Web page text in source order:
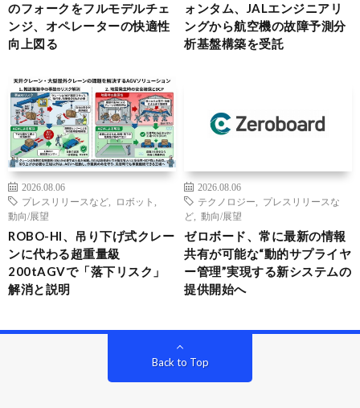
のフォークをフルモデルチェ
ンジ、オペレーターの快適性
向上図る
ォンタム、JALエンジニアリ
ングから航空機の故障予測分
析基盤構築を受託
2026.08.06
プレスリリースなど
ロボット
動向/展望
ROBO-HI、吊り下げ式クレー
ンに代わる超重量級
200tAGVで「落下リスク」
解消と説明
2026.08.06
テクノロジー
プレスリリースな
ど
動向/展望
ゼロボード、常に最新の情報
共有が可能な“動的サプライヤ
ー管理”実現する新システムの
提供開始へ
Back to Top